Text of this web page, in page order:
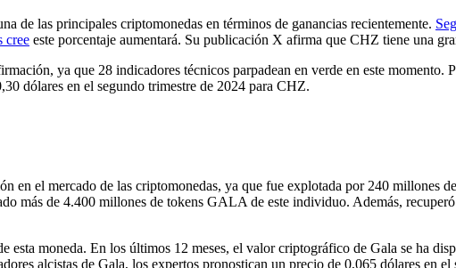
de las principales criptomonedas en términos de ganancias recientemente.
cree este porcentaje aumentará. Su publicación X afirma que CHZ tiene una
ya que 28 indicadores técnicos parpadean en verde en este
dólares en el segundo trimestre de 2024 para CHZ.
en el mercado de las criptomonedas, ya que fue explotada por 240 millones
más de 4.400 millones de tokens GALA de este individuo. Además,
esta moneda. En los últimos 12 meses, el valor criptográfico de Gala se ha
alcistas de Gala, los expertos pronostican un precio de 0,065 dólares en el